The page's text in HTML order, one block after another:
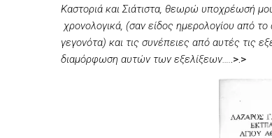
Καστοριά και Σιάτιστα, θεωρώ υποχρέωσή
χρονολογικά, (σαν είδος ημερολογίου από
γεγονότα) και τις συνέπειες από αυτές τις
διαμόρφωση αυτών των εξελίξεων…..>.>